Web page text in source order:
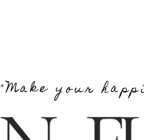
"Make your